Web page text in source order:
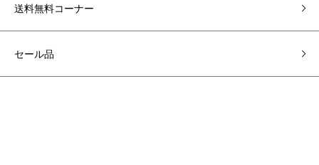
送料無料コーナー
セール品